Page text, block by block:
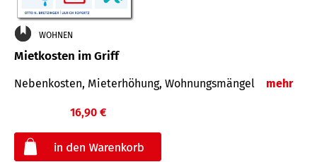
WOHNEN
Mietkosten im Griff
Nebenkosten, Mieterhöhung, Wohnungsmängel mehr
16,90 €